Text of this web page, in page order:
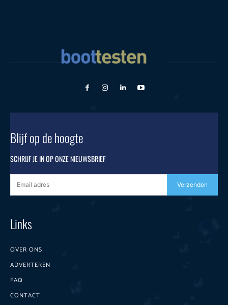
Blijf op de hoogte
SCHRIJF JE IN OP ONZE NIEUWSBRIEF
Verzenden
Links
OVER ONS
ADVERTEREN
FAQ
CONTACT